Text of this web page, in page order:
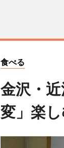
食べる
金沢・
変」楽